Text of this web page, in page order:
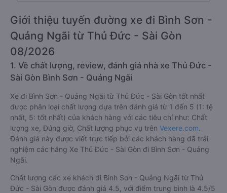
Giới thiệu tuyến đường xe đi Bình Sơn -
Quảng Ngãi từ Thủ Đức - Sài Gòn
08/2026
1. Về chất lượng, review, đánh giá nhà xe Thủ Đức -
Sài Gòn Bình Sơn - Quảng Ngãi
Xe đi Bình Sơn - Quảng Ngãi từ Thủ Đức - Sài Gòn tốt nhất
được phân loại chất lượng dựa trên đánh giá từ 1 đến 5 (1: tệ
nhất, 5: tốt nhất) của khách hàng với các tiêu chí như: Chất
lượng xe, Đúng giờ, Chất lượng phục vụ trên Vexere.com.
Đánh giá này được viết trực tiếp bởi các khách hàng đã trải
nghiệm các hãng Xe Thủ Đức - Sài Gòn đi Bình Sơn - Quảng
Ngãi.
Chất lượng các xe khách đi Bình Sơn - Quảng Ngãi từ Thủ
Đức - Sài Gòn được đánh giá 4.5, với điểm trung bình là 4.5/5